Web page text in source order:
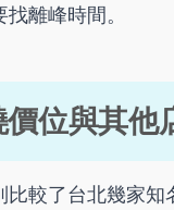
離峰時間。
位與其他
較了台北幾家